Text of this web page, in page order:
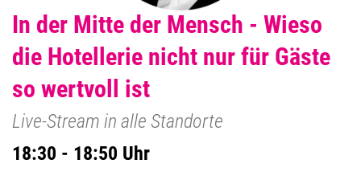
In der Mitte der Mensch - Wieso
die Hotellerie nicht nur für Gäste
so wertvoll ist
Live-Stream in alle Standorte
18:30 - 18:50 Uhr